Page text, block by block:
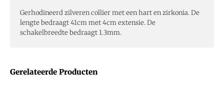
Gerelateerde Producten
Gerhodineerd zilveren collier met een hart en zirkonia. De
lengte bedraagt 41cm met 4cm extensie. De
schakelbreedte bedraagt 1.3mm.